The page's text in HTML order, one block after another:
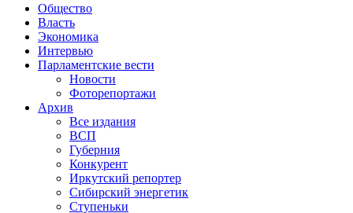
Общество
Власть
Экономика
Интервью
Парламентские вести
Новости
Фоторепортажи
Архив
Все издания
ВСП
Губерния
Конкурент
Иркутский репортер
Сибирский энергетик
Ступеньки